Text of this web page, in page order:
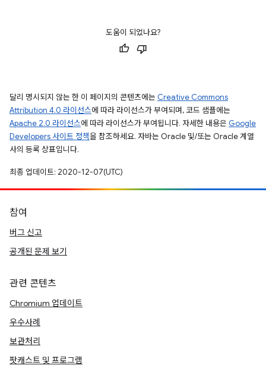
도움이 되었나요?
달리 명시되지 않는 한 이 페이지의 콘텐츠에는 Creative Commons
Attribution 4.0 라이선스에 따라 라이선스가 부여되며, 코드 샘플에는
Apache 2.0 라이선스에 따라 라이선스가 부여됩니다. 자세한 내용은 Google
Developers 사이트 정책을 참조하세요. 자바는 Oracle 및/또는 Oracle 계열
사의 등록 상표입니다.
최종 업데이트: 2020-12-07(UTC)
참여
버그 신고
공개된 문제 보기
관련 콘텐츠
Chromium 업데이트
우수사례
보관처리
팟캐스트 및 프로그램